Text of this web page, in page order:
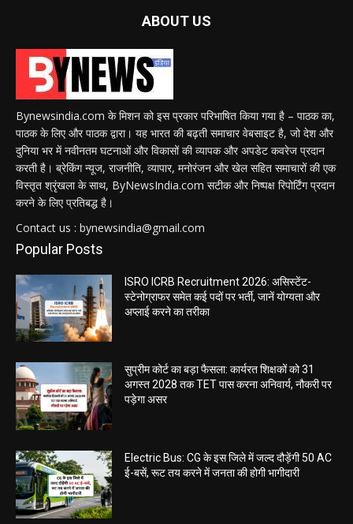
ABOUT US
Bynewsindia.com के मिशन को इस प्रकार परिभाषित किया गया है – पाठक का,
पाठक के लिए और पाठक द्वारा। यह भारत की बढ़ती समाचार वेबसाइट है, जो देश और
दुनिया भर में नवीनतम घटनाओं और विकासों की व्यापक और अपडेट कवरेज प्रदान
करती है। ब्रेकिंग न्यूज, राजनीति, व्यापार, मनोरंजन और खेल सहित समाचारों की एक
विस्तृत श्रृंखला के साथ, ByNewsIndia.com सटीक और निष्पक्ष रिपोर्टिंग प्रदान
करने के लिए प्रतिबद्ध है।
Contact us : bynewsindia@gmail.com
Popular Posts
ISRO ICRB Recruitment 2026: असिस्टेंट-
स्टेनोग्राफर समेत कई पदों पर भर्ती, जानें योग्यता और
अप्लाई करने का तरीका
सुप्रीम कोर्ट का बड़ा फैसला: कार्यरत शिक्षकों को 31
अगस्त 2028 तक TET पास करना अनिवार्य, नौकरी पर
पड़ेगा असर
Electric Bus: CG के इस जिले में जल्द दौड़ेंगी 50 AC
ई-बसें, रूट तय करने में जनता की होगी भागीदारी